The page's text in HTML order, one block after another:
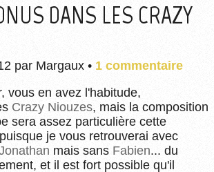
DANS LES CRAZY
par Margaux • 1 commentaire
vous en avez l'habitude,
Crazy Niouzes, mais la composition
sera assez particulière cette
je vous retrouverai avec
mais sans Fabien... du
et il est fort possible qu'il